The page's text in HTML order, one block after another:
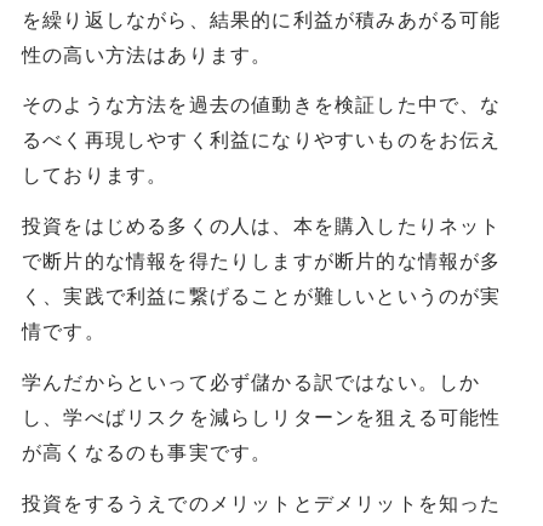
を繰り返しながら、結果的に利益が積みあがる可能
性の高い方法はあります。
そのような方法を過去の値動きを検証した中で、な
るべく再現しやすく利益になりやすいものをお伝え
しております。
投資をはじめる多くの人は、本を購入したりネット
で断片的な情報を得たりしますが断片的な情報が多
く、実践で利益に繋げることが難しいというのが実
情です。
学んだからといって必ず儲かる訳ではない。しか
し、学べばリスクを減らしリターンを狙える可能性
が高くなるのも事実です。
投資をするうえでのメリットとデメリットを知った